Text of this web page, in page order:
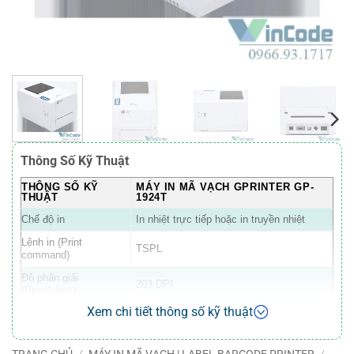
Thông Số Kỹ Thuật
THÔNG SỐ KỸ
THUẬT
MÁY IN MÃ VẠCH GPRINTER GP-
1924T
Chế độ in
In nhiệt trực tiếp hoặc in truyền nhiệt
Lệnh in (Print
command)
TSPL
Độ phân giải
203 DPI
2 ~ 6 inch/giây (152 mm/s)
Chiều rộng in tối đa 104 mm
Xem chi tiết thông số kỹ thuật